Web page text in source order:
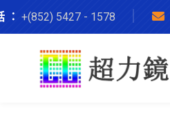
： +(852) 5427 - 1578